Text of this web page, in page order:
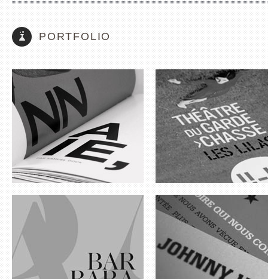
PORTFOLIO
BARBARA INTÉGRALE JOHNNY HISTORY
GEORGES BRASSENS EDDY MITCHELL